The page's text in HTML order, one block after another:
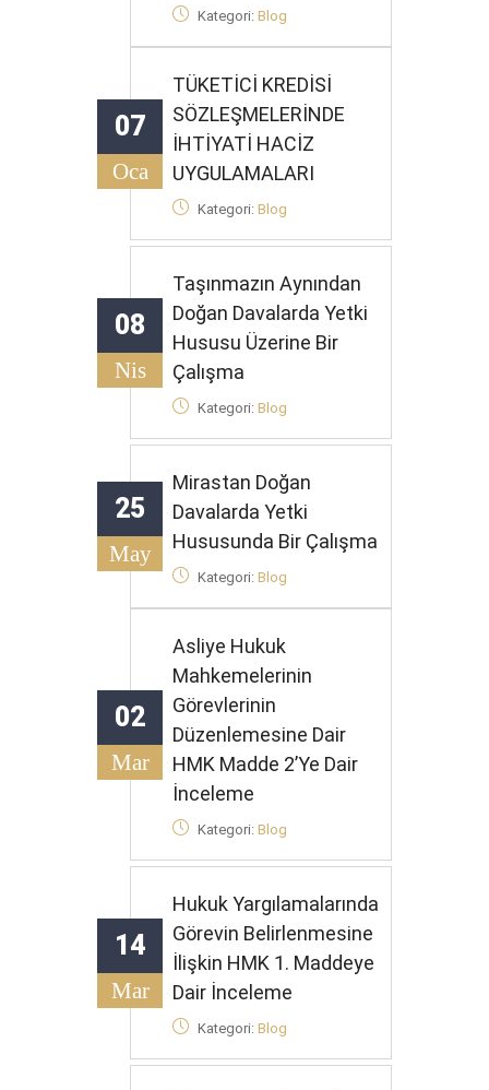
Kategori: Blog
07
Oca
TÜKETİCİ KREDİSİ
SÖZLEŞMELERİNDE
İHTİYATİ HACİZ
UYGULAMALARI
Kategori: Blog
08
Nis
Taşınmazın Aynından
Doğan Davalarda Yetki
Hususu Üzerine Bir
Çalışma
Kategori: Blog
25
May
Mirastan Doğan
Davalarda Yetki
Hususunda Bir Çalışma
Kategori: Blog
02
Mar
Asliye Hukuk
Mahkemelerinin
Görevlerinin
Düzenlemesine Dair
HMK Madde 2’ye Dair
İnceleme
Kategori: Blog
14
Mar
Hukuk Yargılamalarında
Görevin Belirlenmesine
İlişkin HMK 1. Maddeye
Dair İnceleme
Kategori: Blog